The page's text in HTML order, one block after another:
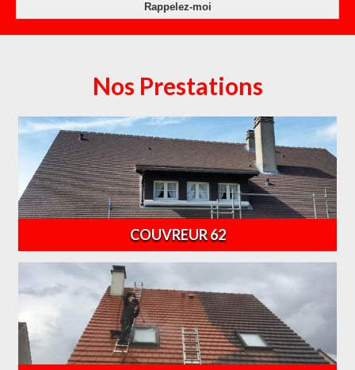
Nos Prestations
COUVREUR 62